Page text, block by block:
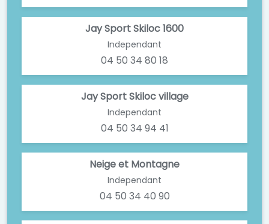
Jay Sport Skiloc 1600
Independant
04 50 34 80 18
Jay Sport Skiloc village
Independant
04 50 34 94 41
Neige et Montagne
Independant
04 50 34 40 90